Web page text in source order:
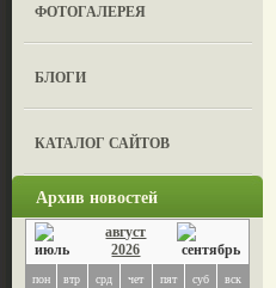
ФОТОГАЛЕРЕЯ
БЛОГИ
КАТАЛОГ САЙТОВ
Архив новостей
август
2026
пон втр срд чет пят суб вск